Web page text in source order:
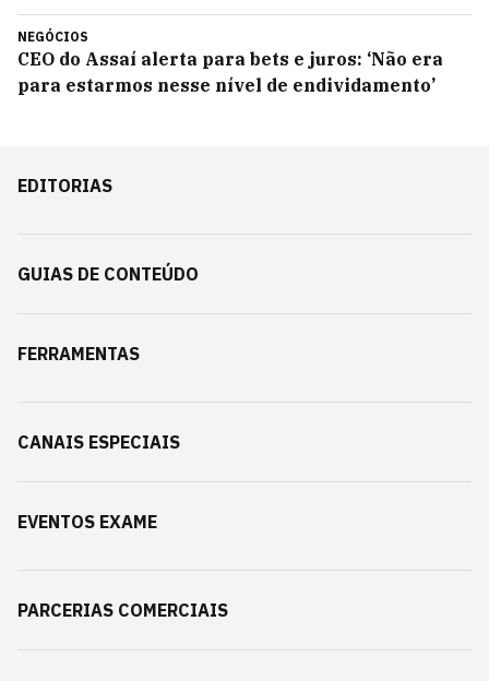
NEGÓCIOS
CEO do Assaí alerta para bets e juros: ‘Não era
para estarmos nesse nível de endividamento’
EDITORIAS
GUIAS DE CONTEÚDO
FERRAMENTAS
CANAIS ESPECIAIS
EVENTOS EXAME
PARCERIAS COMERCIAIS